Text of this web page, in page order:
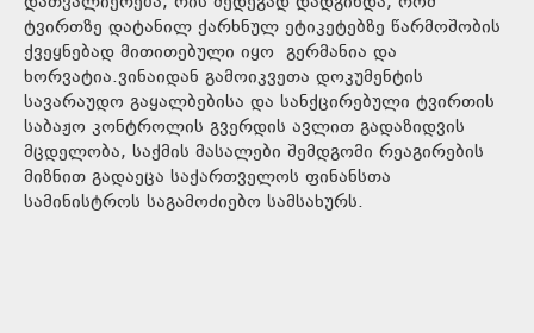
ტვირთზე დატანილ ქარხნულ ეტიკეტებზე წარმოშობის
ქვეყნებად მითითებული იყო გერმანია და
ხორვატია.ვინაიდან გამოიკვეთა დოკუმენტის
სავარაუდო გაყალბებისა და სანქცირებული ტვირთის
საბაჟო კონტროლის გვერდის ავლით გადაზიდვის
მცდელობა, საქმის მასალები შემდგომი რეაგირების
მიზნით გადაეცა საქართველოს ფინანსთა
სამინისტროს საგამოძიებო სამსახურს.